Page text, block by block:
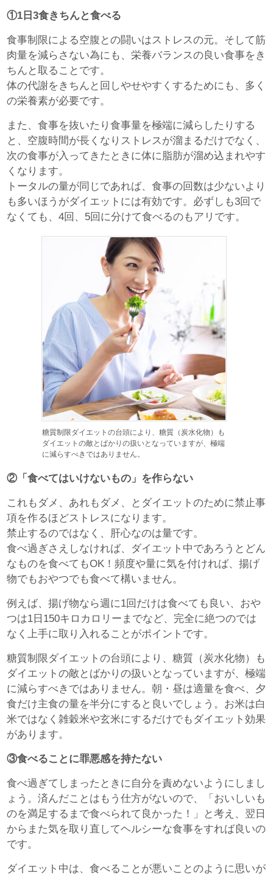
①1日3食きちんと食べる
食事制限による空腹との闘いはストレスの元。そして筋
肉量を減らさない為にも、栄養バランスの良い食事をき
ちんと取ることです。
体の代謝をきちんと回しやせやすくするためにも、多く
の栄養素が必要です。
また、食事を抜いたり食事量を極端に減らしたりする
と、空腹時間が長くなりストレスが溜まるだけでなく、
次の食事が入ってきたときに体に脂肪が溜め込まれやす
くなります。
トータルの量が同じであれば、食事の回数は少ないより
も多いほうがダイエットには有効です。必ずしも3回で
なくても、4回、5回に分けて食べるのもアリです。
糖質制限ダイエットの台頭により、糖質（炭水化物）も
ダイエットの敵とばかりの扱いとなっていますが、極端
に減らすべきではありません。
②「食べてはいけないもの」を作らない
これもダメ、あれもダメ、とダイエットのために禁止事
項を作るほどストレスになります。
禁止するのではなく、肝心なのは量です。
食べ過ぎさえしなければ、ダイエット中であろうとどん
なものを食べてもOK！頻度や量に気を付ければ、揚げ
物でもおやつでも食べて構いません。
例えば、揚げ物なら週に1回だけは食べても良い、おや
つは1日150キロカロリーまでなど、完全に絶つのでは
なく上手に取り入れることがポイントです。
糖質制限ダイエットの台頭により、糖質（炭水化物）も
ダイエットの敵とばかりの扱いとなっていますが、極端
に減らすべきではありません。朝・昼は適量を食べ、夕
食だけ主食の量を半分にすると良いでしょう。お米は白
米ではなく雑穀米や玄米にするだけでもダイエット効果
があります。
③食べることに罪悪感を持たない
食べ過ぎてしまったときに自分を責めないようにしまし
ょう。済んだことはもう仕方がないので、「おいしいも
のを満足するまで食べられて良かった！」と考え、翌日
からまた気を取り直してヘルシーな食事をすれば良いの
です。
ダイエット中は、食べることが悪いことのように思いが